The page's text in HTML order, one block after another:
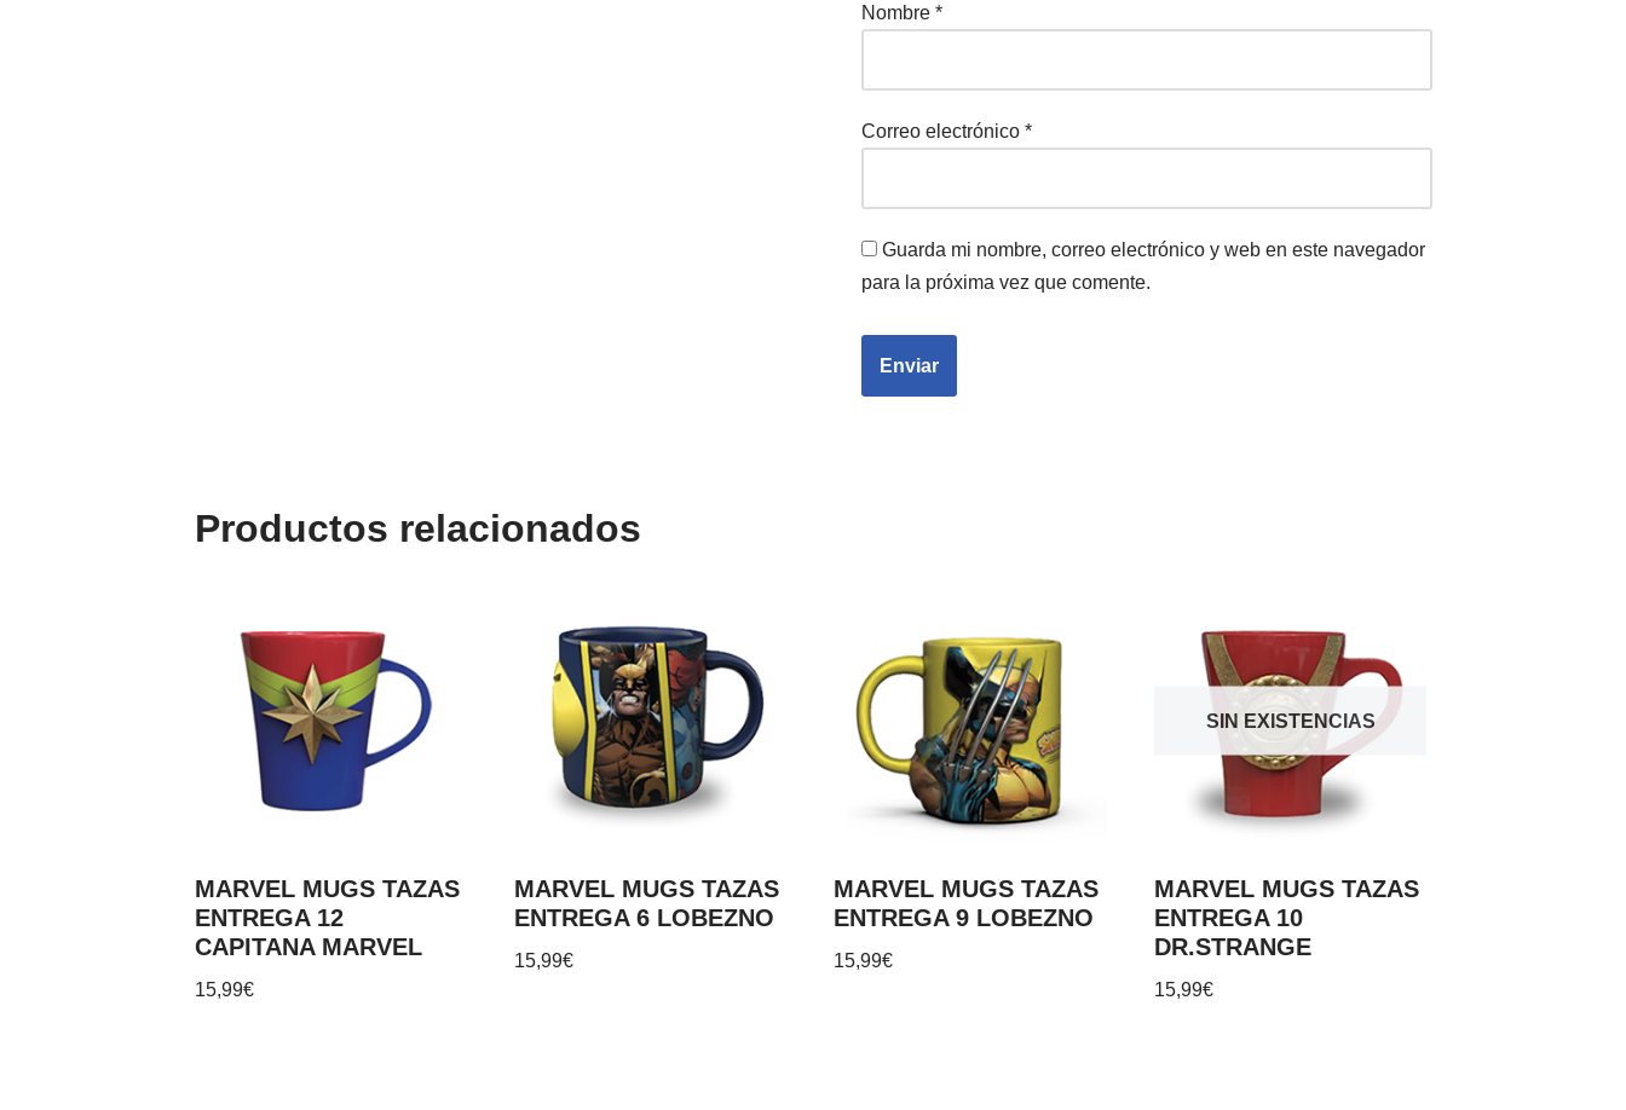
Nombre *
Correo electrónico *
Guarda mi nombre, correo electrónico y web en este navegador
para la próxima vez que comente.
Productos relacionados
MARVEL MUGS TAZAS
ENTREGA 12
CAPITANA MARVEL
15,99€
MARVEL MUGS TAZAS
ENTREGA 6 LOBEZNO
15,99€
MARVEL MUGS TAZAS
ENTREGA 9 LOBEZNO
15,99€
SIN EXISTENCIAS
MARVEL MUGS TAZAS
ENTREGA 10
DR.STRANGE
15,99€